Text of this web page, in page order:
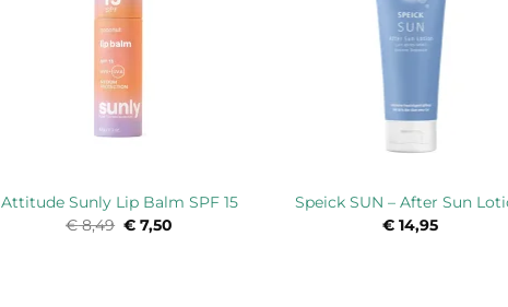
Attitude Sunly Lip Balm SPF 15
€8,49 Oorspronkelijke
prijs
€ 7,50
Speick SUN – After Sun
€ 14,95